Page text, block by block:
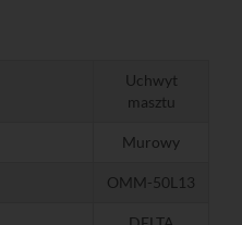
Uchwyt
masztu
Murowy
OMM-50L13